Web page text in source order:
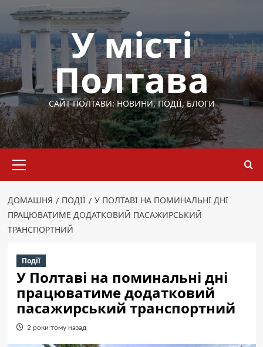
Перейти
вмісту
У місті
Полтава
САЙТ ПОЛТАВИ: НОВИНИ, ПОДІЇ, БЛОГИ
меню
ДОМАШНЯ ПОДІЇ
У ПОЛТАВІ НА ПОМИНАЛЬНІ ДНІ
ПРАЦЮВАТИМЕ ДОДАТКОВИЙ ПАСАЖИРСЬКИЙ
ТРАНСПОРТНИЙ
Події
У Полтаві на поминальні дні
працюватиме додатковий
пасажирський транспортний
2 роки тому назад